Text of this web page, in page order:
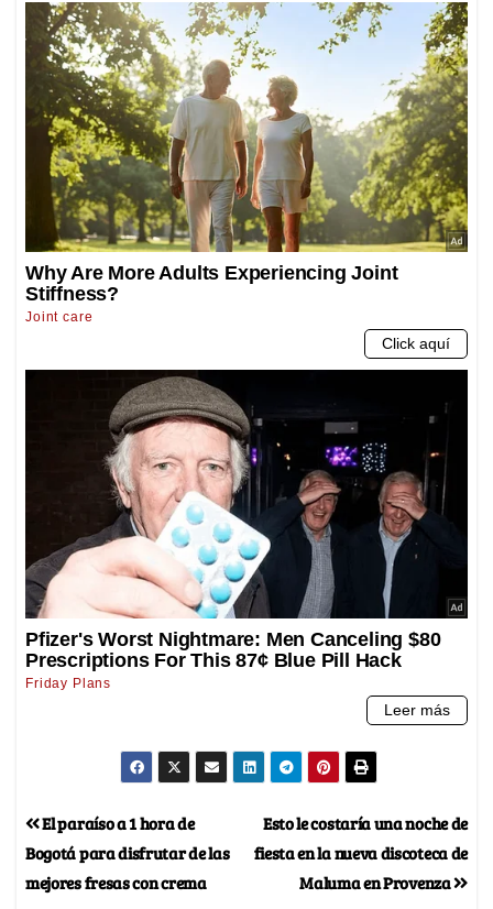
Esto le costaría una noche de
fiesta en la nueva discoteca de
Maluma en Provenza
El paraíso a 1 hora de
Bogotá para disfrutar de las
mejores fresas con crema